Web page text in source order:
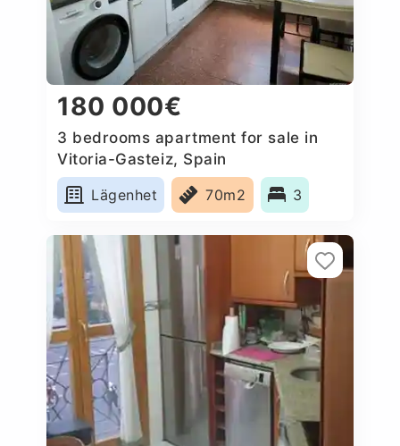
180 000€
3 bedrooms apartment for sale in
Vitoria-Gasteiz, Spain
Lägenhet
70m2 3